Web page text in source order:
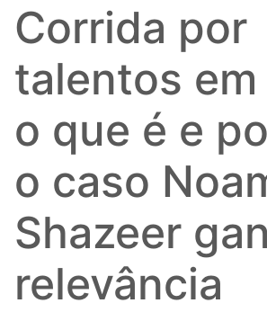
Corrida por
talentos
o que é e
o caso
Shazeer
relevância